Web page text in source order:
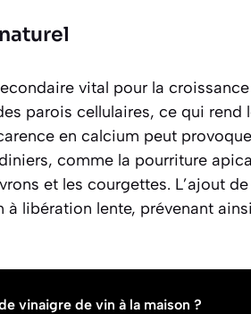
vital pour la
parois cellulaires, ce qui rend
en calcium peut
comme la pourriture
et les courgettes. L’ajout
libération lente, prévenant
vinaigre de vin à la maison ?